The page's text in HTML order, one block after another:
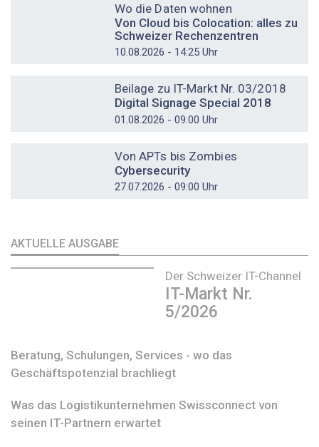
Wo die Daten wohnen
Von Cloud bis Colocation: alles zu
Schweizer Rechenzentren
10.08.2026 - 14:25 Uhr
Beilage zu IT-Markt Nr. 03/2018
Digital Signage Special 2018
01.08.2026 - 09:00 Uhr
Von APTs bis Zombies
Cybersecurity
27.07.2026 - 09:00 Uhr
AKTUELLE AUSGABE
Der Schweizer IT-Channel
IT-Markt Nr.
5/2026
Beratung, Schulungen, Services - wo das
Geschäftspotenzial brachliegt
Was das Logistikunternehmen Swissconnect von
seinen IT-Partnern erwartet